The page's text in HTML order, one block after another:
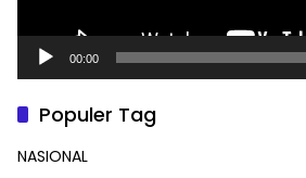
00:00
Populer Tag
NASIONAL